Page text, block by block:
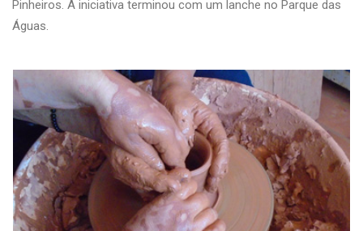
Pinheiros. A iniciativa terminou com um lanche no Parque das
Águas.